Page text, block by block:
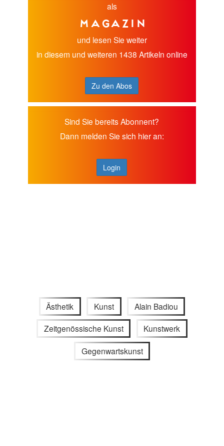
als
Magazin
und lesen Sie weiter
in diesem und weiteren 1438 Artikeln online
Zu den Abos
Sind Sie bereits Abonnent?
Dann melden Sie sich hier an:
Login
Ästhetik Kunst Alain Badiou
Zeitgenössische Kunst Kunstwerk
Gegenwartskunst